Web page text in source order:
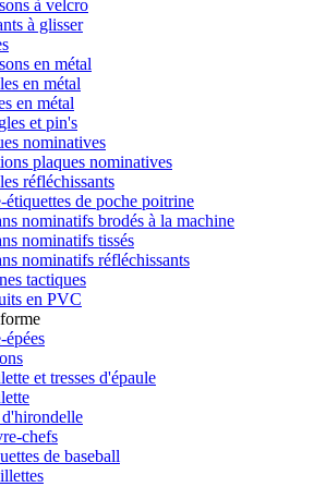
à velcro
à glisser
en métal
en métal
en métal
et pin's
nominatives
plaques nominatives
réfléchissants
étiquettes de poche poitrine
nominatifs brodés à la machine
nominatifs tissés
nominatifs réfléchissants
tactiques
en PVC
épées
et tresses d'épaule
chefs
de baseball